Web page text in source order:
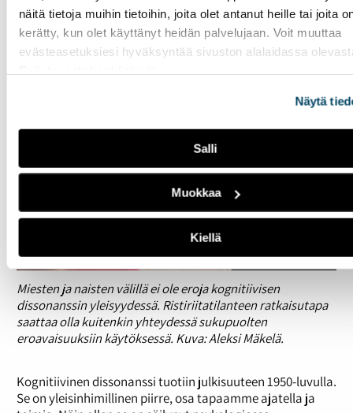
näitä tietoja muihin tietoihin, joita olet antanut heille tai joita
kerätty, kun olet käyttänyt heidän palvelujaan. Voit muuttaa
evästeasetuksiesi hyväksyntää sivuston alalaidassa
Näytä
Salli
Muokkaa
Kiellä
toimivaa omaa sisäistä maailmaa ja ulkoista maailmaa.
Kognitiivisissa ajatusharhoissa näin vakavasta häiriöstä
ei ole kyse.
Miesten ja naisten välillä ei ole eroja kognitiivisen
dissonanssin yleisyydessä. Ristiriitatilanteen ratkaisutapa
saattaa olla kuitenkin yhteydessä sukupuolten
eroavaisuuksiin käytöksessä. Kuva: Aleksi Mäkelä.
Kognitiivinen dissonanssi tuotiin julkisuuteen 1950-luvulla.
Se on yleisinhimillinen piirre, osa tapaamme ajatella ja